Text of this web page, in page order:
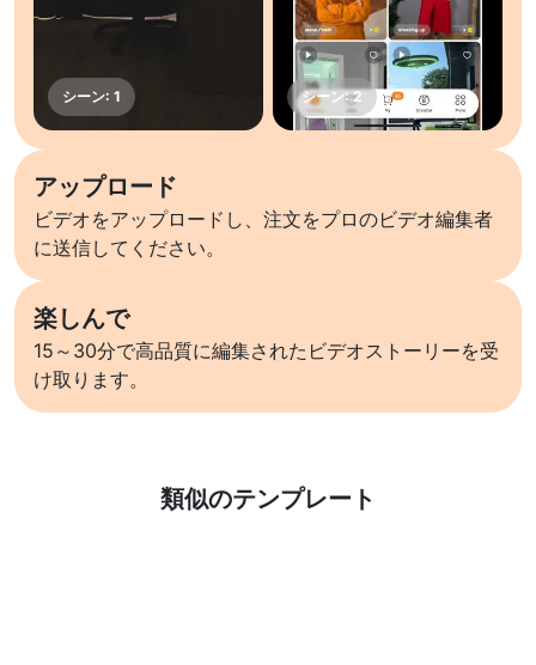
アップロード
ビデオをアップロードし、注文をプロのビデオ編集者
に送信してください。
楽しんで
15～30分で高品質に編集されたビデオストーリーを受
け取ります。
類似のテンプレート
詳しくはこちら